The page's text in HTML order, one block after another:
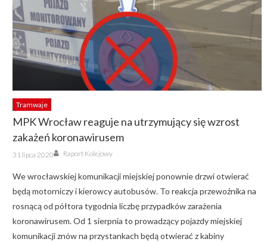
Tramwaje
MPK Wrocław reaguje na utrzymujący się wzrost
zakażeń koronawirusem
Posted
on
31 lipca 2020 Author
Raport Kolejowy
We wrocławskiej komunikacji miejskiej ponownie drzwi otwierać
będą motorniczy i kierowcy autobusów. To reakcja przewoźnika na
rosnącą od półtora tygodnia liczbę przypadków zarażenia
koronawirusem. Od 1 sierpnia to prowadzący pojazdy miejskiej
komunikacji znów na przystankach będą otwierać z kabiny